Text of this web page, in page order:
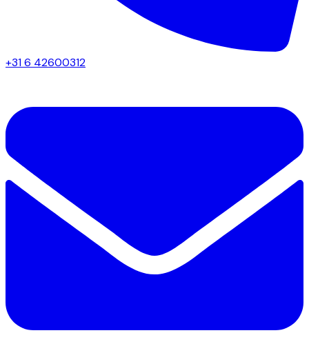
+31 6 42600312